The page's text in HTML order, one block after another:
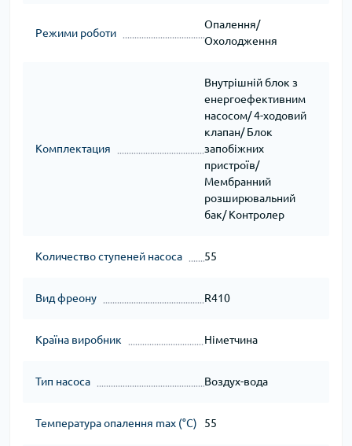
Режими роботи
Опалення/
Охолодження
Комплектация
Внутрішній блок з
енергоефективним
насосом/ 4-ходовий
клапан/ Блок
запобіжних
пристроїв/
Мембранний
розширювальний
бак/ Контролер
Количество ступеней насоса 55
Вид фреону R410
Країна виробник Німетчина
Тип насоса Воздух-вода
Температура опалення max (°C) 55